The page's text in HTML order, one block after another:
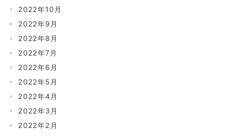
2022年10月
2022年9月
2022年8月
2022年7月
2022年6月
2022年5月
2022年4月
2022年3月
2022年2月